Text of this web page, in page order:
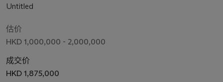
Untitled
估价
HKD 1,000,000 - 2,000,000
成交价
HKD 1,875,000